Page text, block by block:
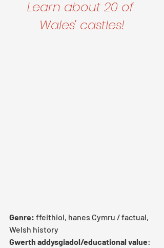
Learn about 20 of
Wales' castles!
Genre: ffeithiol, hanes Cymru / factual,
Welsh history
Gwerth addysgiadol/educational value: